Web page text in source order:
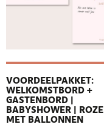
VOORDEELPAKKET:
WELKOMSTBORD +
GASTENBORD |
BABYSHOWER |
MET BALLONNEN